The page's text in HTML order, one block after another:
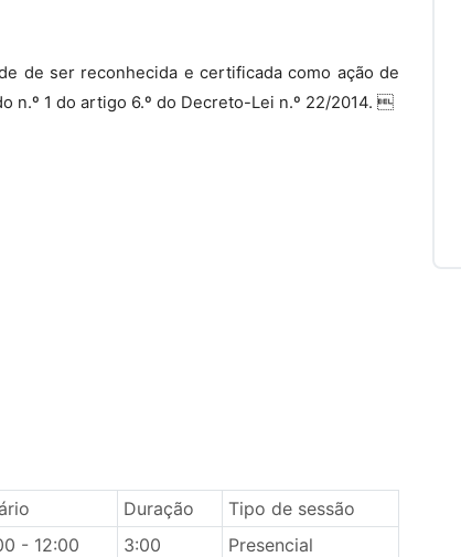
de ser reconhecida e certificada como ação de
n.º 1 do artigo 6.º do Decreto-Lei n.º 22/2014. 
Duração
Tipo de sessão
- 12:00 3:00 Presencial